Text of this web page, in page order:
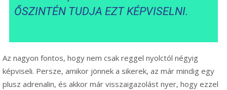
ŐSZINTÉN TUDJA EZT KÉPVISELNI.
Az nagyon fontos, hogy nem csak reggel nyolctól négyig
képviseli. Persze, amikor jönnek a sikerek, az már mindig egy
plusz adrenalin, és akkor már visszaigazolást nyer, hogy ezzel